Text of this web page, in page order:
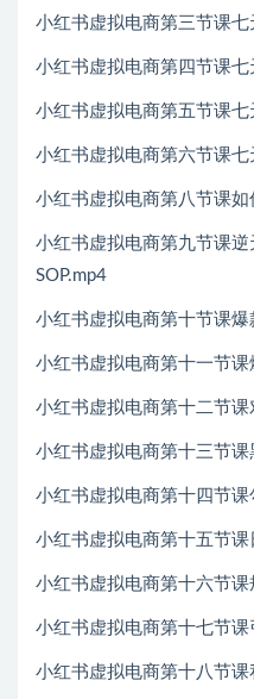
小红书虚拟电商第三节课
小红书虚拟电商第四节课
小红书虚拟电商第五节课
小红书虚拟电商第六节课
小红书虚拟电商第八节课
小红书虚拟电商第九节课
SOP.mp4
小红书虚拟电商第十节课爆
小红书虚拟电商第十一节课
小红书虚拟电商第十二节
小红书虚拟电商第十三节
小红书虚拟电商第十四节
小红书虚拟电商第十五节
小红书虚拟电商第十六节
小红书虚拟电商第十七节课
小红书虚拟电商第十八节